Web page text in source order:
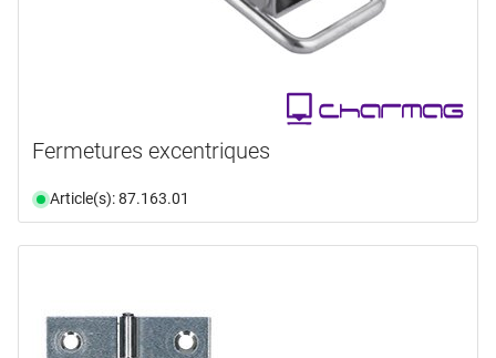
Fermetures excentriques
Article(s): 87.163.01